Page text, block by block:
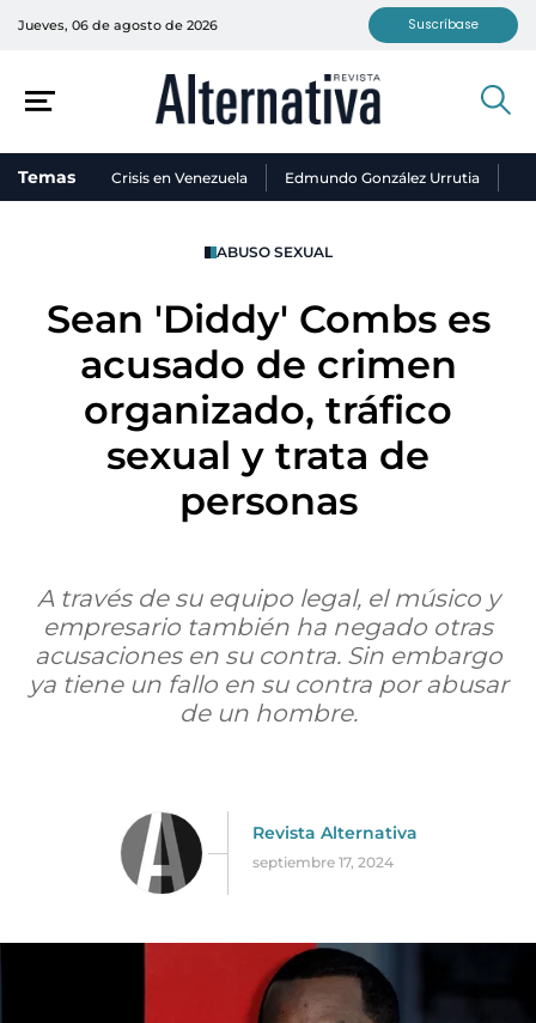
Jueves, 06 de agosto de 2026 Suscríbase
Temas Crisis en Venezuela Edmundo González Urrutia
ABUSO SEXUAL
Sean 'Diddy' Combs es
acusado de crimen
organizado, tráfico
sexual y trata de
personas
A través de su equipo legal, el músico y
empresario también ha negado otras
acusaciones en su contra. Sin embargo
ya tiene un fallo en su contra por abusar
de un hombre.
Revista Alternativa
septiembre 17, 2024